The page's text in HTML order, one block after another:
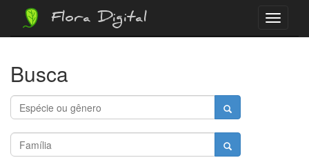
Menu
Flora Digital
Busca